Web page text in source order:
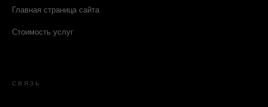
Главная страница сайта
Стоимость услуг
СВЯЗЬ